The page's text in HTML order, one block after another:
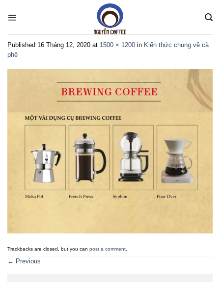
Published 16 Tháng 12, 2020 at 1500 × 1200 in Kiến thức chung về cà
phê
Trackbacks are closed, but you can post a comment
← Previous